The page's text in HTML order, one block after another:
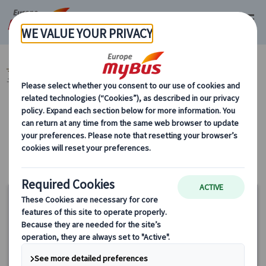
マイバス・ヨーロッパ ドイツ (28) ミュンヘン (9)
ュンヘン市内観光 (3)
カテゴリーから探す
市内観光 ミュンヘン市内観光